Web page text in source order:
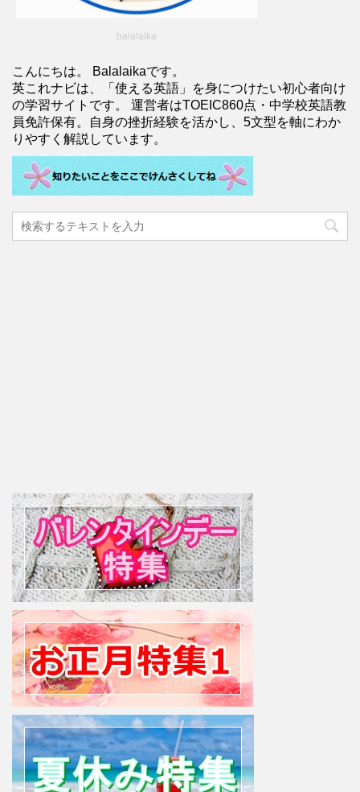
balalaika
こんにちは。 Balalaikaです。
英これナビは、「使える英語」を身につけたい初心者向け
の学習サイトです。 運営者はTOEIC860点・中学校英語教
員免許保有。自身の挫折経験を活かし、5文型を軸にわか
りやすく解説しています。